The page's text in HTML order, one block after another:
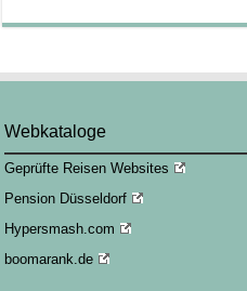
Webkataloge
Geprüfte Reisen Websites
Pension Düsseldorf
Hypersmash.com
boomarank.de